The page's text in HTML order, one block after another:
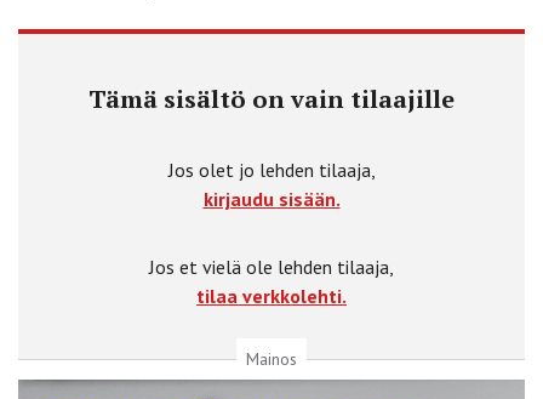
Tämä sisältö on vain tilaajille
Jos olet jo lehden tilaaja,
kirjaudu sisään.
Jos et vielä ole lehden tilaaja,
tilaa verkkolehti.
Mainos